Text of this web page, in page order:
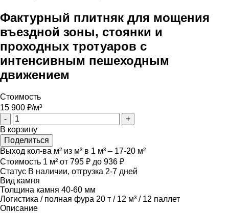
Фактурный плитняк для мощения
въездной зоны, стоянки и
проходных тротуаров с
интенсивным пешеходным
движением
Стоимость
15 900 ₽/м³
-
+
В корзину
Поделиться
Выход кол-ва м² из м³ в 1 м³ – 17-20 м²
Стоимость 1 м² от 795 ₽ до 936 ₽
Статус В наличии, отгрузка 2-7 дней
Вид камня
Толщина камня 40-60 мм
Логистика / полная фура 20 т / 12 м³ / 12 паллет
Описание